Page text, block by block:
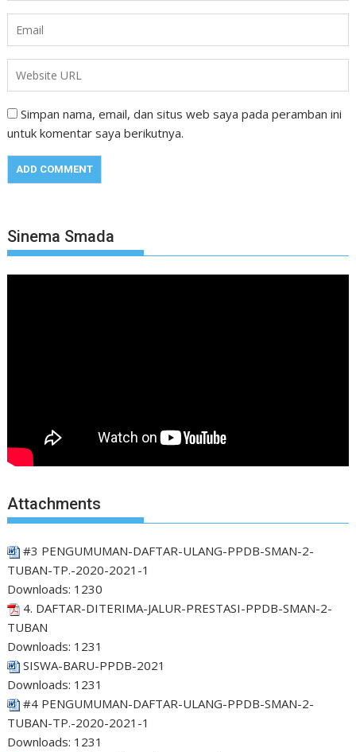
Simpan nama, email, dan situs web saya pada peramban ini
untuk komentar saya berikutnya.
Sinema Smada
Attachments
#3 PENGUMUMAN-DAFTAR-ULANG-PPDB-SMAN-2-
TUBAN-TP.-2020-2021-1
Downloads: 1230
4. DAFTAR-DITERIMA-JALUR-PRESTASI-PPDB-SMAN-2-
TUBAN
Downloads: 1231
SISWA-BARU-PPDB-2021
Downloads: 1231
#4 PENGUMUMAN-DAFTAR-ULANG-PPDB-SMAN-2-
TUBAN-TP.-2020-2021-1
Downloads: 1231